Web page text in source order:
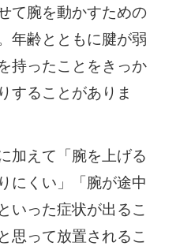
て腕を動かすための
年齢とともに腱が弱
持ったことをきっか
することがありま
加えて「腕を上げる
にくい」「腕が途中
いった症状が出るこ
思って放置されるこ